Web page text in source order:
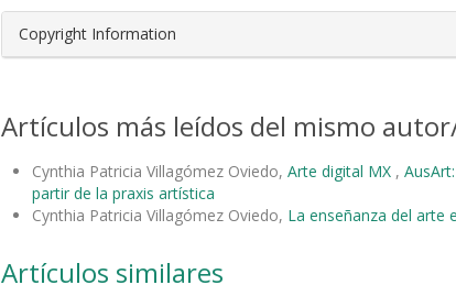
Copyright Information
Artículos más leídos del mismo
Cynthia Patricia Villagómez Oviedo, Arte digital MX ,
partir de la praxis artística
Cynthia Patricia Villagómez Oviedo, La enseñanza del arte
Artículos similares